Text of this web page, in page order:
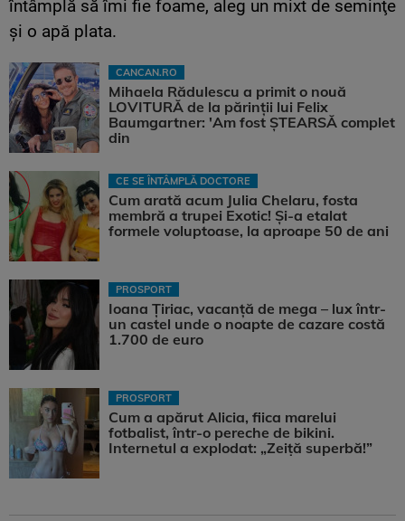
întâmplă să îmi fie foame, aleg un mixt de seminţe
şi o apă plata.
CANCAN.RO
Mihaela Rădulescu a primit o nouă
LOVITURĂ de la părinții lui Felix
Baumgartner: 'Am fost ȘTEARSĂ complet
din
CE SE ÎNTÂMPLĂ DOCTORE
Cum arată acum Julia Chelaru, fosta
membră a trupei Exotic! Și-a etalat
formele voluptoase, la aproape 50 de ani
PROSPORT
Ioana Țiriac, vacanță de mega – lux într-
un castel unde o noapte de cazare costă
1.700 de euro
PROSPORT
Cum a apărut Alicia, fiica marelui
fotbalist, într-o pereche de bikini.
Internetul a explodat: „Zeiță superbă!”